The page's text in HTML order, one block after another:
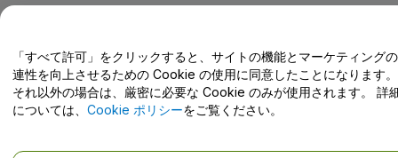
ご質問はありますか?
ヘルプセンター / こちらまでご連絡下さい
「すべて許可」をクリックすると、サイトの機能とマーケティング
連性を向上させるための Cookie の使用に同意したことになります。
それ以外の場合は、厳密に必要な Cookie のみが使用されます。 詳
については、 Cookie ポリシーをご覧ください。